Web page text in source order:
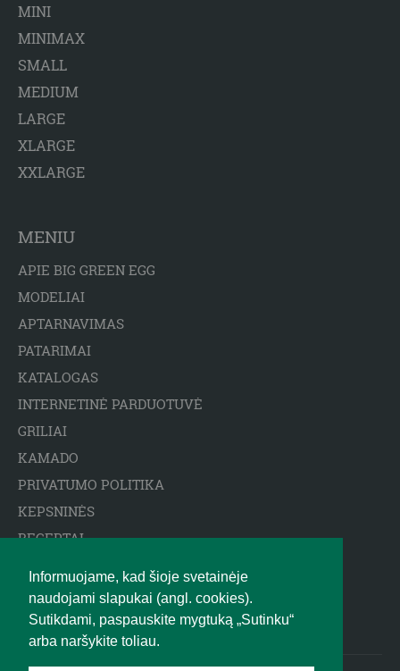
Informuojame, kad šioje svetainėje
naudojami slapukai (angl. cookies).
Sutikdami, paspauskite mygtuką „Sutinku“
arba naršykite toliau.
MINI
MINIMAX
SMALL
MEDIUM
LARGE
XLARGE
XXLARGE
MENIU
APIE BIG GREEN EGG
MODELIAI
APTARNAVIMAS
PATARIMAI
KATALOGAS
INTERNETINĖ PARDUOTUVĖ
GRILIAI
KAMADO
PRIVATUMO POLITIKA
KEPSNINĖS
RECEPTAI
ATSAKOMYBĖS APRIBOJIMAS
BIGGREENEGG.EU